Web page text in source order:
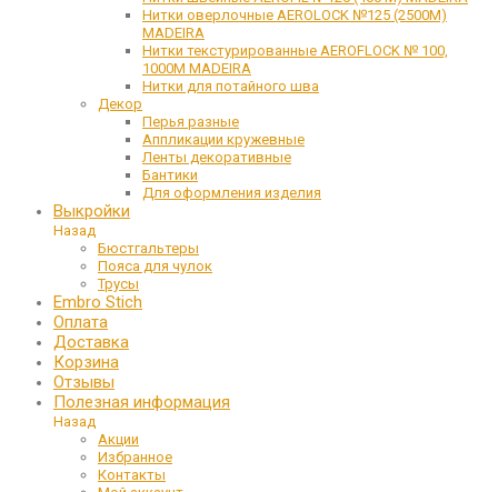
Нитки оверлочные AEROLOCK №125 (2500М)
MADEIRA
Нитки текстурированные AEROFLOCK № 100,
1000М MADEIRA
Нитки для потайного шва
Декор
Перья разные
Аппликации кружевные
Ленты декоративные
Бантики
Для оформления изделия
Выкройки
Назад
Бюстгальтеры
Пояса для чулок
Трусы
Embro Stich
Оплата
Доставка
Корзина
Отзывы
Полезная информация
Назад
Акции
Избранное
Контакты